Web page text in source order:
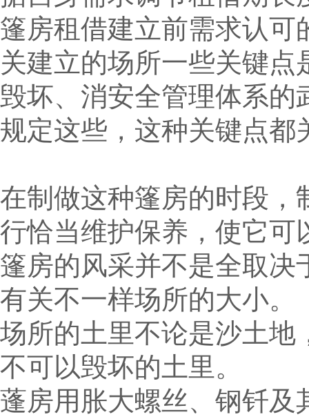
篷房租借建立前需求认可
关建立的场所一些关键
毁坏、消安全管理体系
规定这些，这种关键点都
在制做这种篷房的时段，
行恰当维护保养，使它可
篷房的风采并不是全取决
有关不一样场所的大小。
场所的土里不论是沙土地
不可以毁坏的土里。
蓬房用胀大螺丝、钢钎及